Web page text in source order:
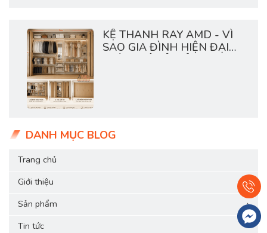
KỆ THANH RAY AMD - VÌ
SAO GIA ĐÌNH HIỆN ĐẠI
DANH MỤC BLOG
Trang chủ
Giới thiệu
Sản phẩm
›
Tin tức